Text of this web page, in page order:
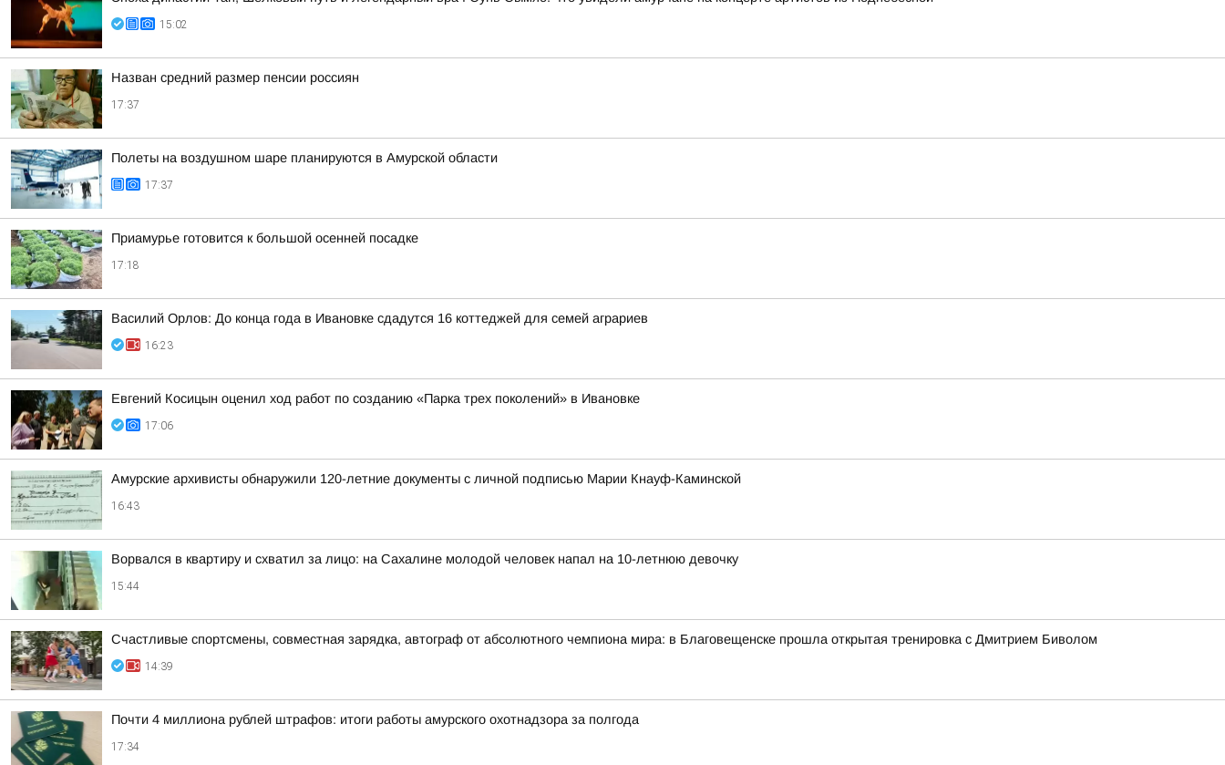
15:02
Назван средний размер пенсии россиян
17:37
Полеты на воздушном шаре планируются в Амурской области
17:37
Приамурье готовится к большой осенней посадке
17:18
Василий Орлов: До конца года в Ивановке сдадутся 16 коттеджей для семей аграриев
16:23
Евгений Косицын оценил ход работ по созданию «Парка трех поколений» в Ивановке
17:06
Амурские архивисты обнаружили 120-летние документы с личной подписью Марии Кнауф-Каминской
16:43
Ворвался в квартиру и схватил за лицо: на Сахалине молодой человек напал на 10-летнюю девочку
15:44
Счастливые спортсмены, совместная зарядка, автограф от абсолютного чемпиона мира: в Благовещенске прошла открытая тренировка с Дмитрием Биволом
14:39
Почти 4 миллиона рублей штрафов: итоги работы амурского охотнадзора за полгода
17:34